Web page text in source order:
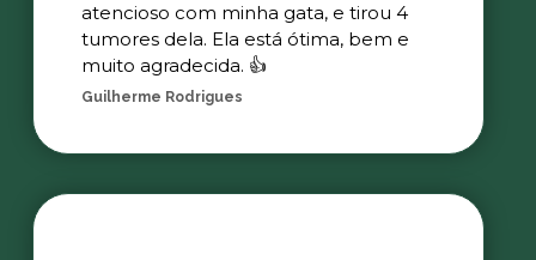
atencioso com minha gata, e tirou 4
tumores dela. Ela está ótima, bem e
muito agradecida. 👍
Guilherme Rodrigues